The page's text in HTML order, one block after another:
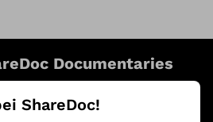
Documentaries
ShareDoc!